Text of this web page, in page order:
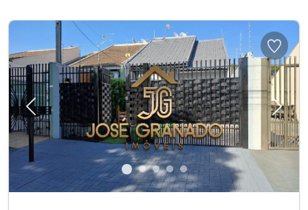
Previous Next